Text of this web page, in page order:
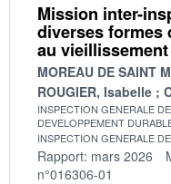
Mission inter-
diverses formes
au vieillissement
MOREAU DE SAINT
ROUGIER, Isabelle
INSPECTION GENERALE
DEVELOPPEMENT
INSPECTION GENERALE
Rapport: mars 2026
n°016306-01